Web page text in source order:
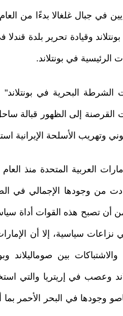
في العام 2016 على بونتلاند وقيادة
الرئيسية في بونتلاند.
البحرية في
وتهريب الأسلحة الإيرانية
تصبح هذه القوات أداة
سياسية، إلا أن
وعصب في إريتريا والتي
وجودها في البحر الأحمر